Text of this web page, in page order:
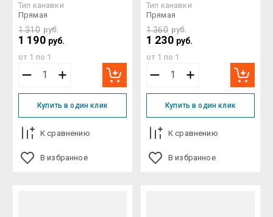
Тип канавки
Прямая
1 310 руб.
1 190 руб.
от 1 по 1
Купить в один клик
К сравнению
В избранное
Тип канавки
Прямая
1 360 руб.
1 230 руб.
от 1 по 1
Купить в один клик
К сравнению
В избранное